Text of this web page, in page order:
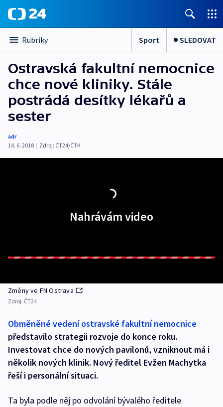
Rubriky Sport SLEDOVAT
Ostravská fakultní nemocnice
chce nové kliniky. Stále
postrádá desítky lékařů a
sester
adr
14. 6. 2018 | Zdroj: ČT24/ČTK
Nahrávám video
Změny ve FN Ostrava
Zdroj: ČT24
Obměněné vedení ostravské fakultní nemocnice
představilo strategii rozvoje do konce roku.
Investovat chce do nových pavilonů, vzniknout má i
několik nových klinik. Nový ředitel Evžen Machytka
řeší i personální situaci.
Ta byla podle něj po odvolání bývalého ředitele